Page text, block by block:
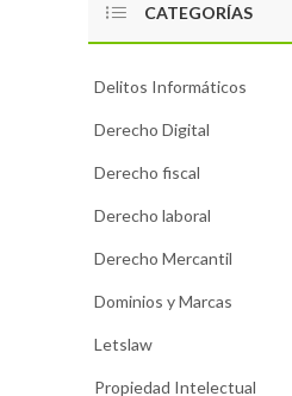
CATEGORÍAS
Delitos Informáticos
Derecho Digital
Derecho fiscal
Derecho laboral
Derecho Mercantil
Dominios y Marcas
Letslaw
Propiedad Intelectual